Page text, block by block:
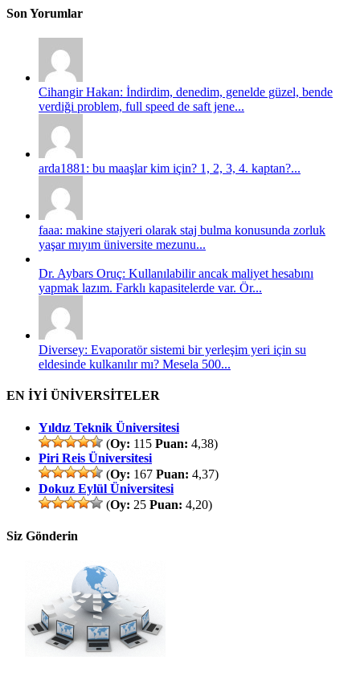
Son Yorumlar
Cihangir Hakan: İndirdim, denedim, genelde güzel, bende
verdiği problem, full speed de saft jene...
arda1881: bu maaşlar kim için? 1, 2, 3, 4. kaptan?...
faaa: makine stajyeri olarak staj bulma konusunda zorluk
yaşar mıyım üniversite mezunu...
Dr. Aybars Oruç: Kullanılabilir ancak maliyet hesabını
yapmak lazım. Farklı kapasitelerde var. Ör...
Diversey: Evaporatör sistemi bir yerleşim yeri için su
eldesinde kulkanılır mı? Mesela 500...
EN İYİ ÜNİVERSİTELER
Yıldız Teknik Üniversitesi
(Oy: 115 Puan: 4,38)
Piri Reis Üniversitesi
(Oy: 167 Puan: 4,37)
Dokuz Eylül Üniversitesi
(Oy: 25 Puan: 4,20)
Siz Gönderin